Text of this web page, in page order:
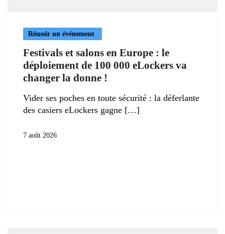
Réussir un événement
Festivals et salons en Europe : le
déploiement de 100 000 eLockers va
changer la donne !
Vider ses poches en toute sécurité : la déferlante
des casiers eLockers gagne
7 août 2026